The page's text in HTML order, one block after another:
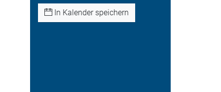
In Kalender speichern